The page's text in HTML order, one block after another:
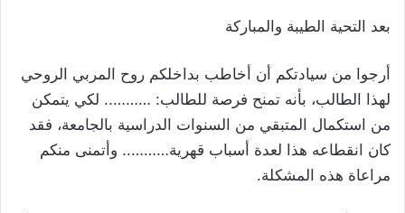
بعد التحية الطيبة والمباركة
أرجوا من سيادتكم أن أخاطب بداخلكم روح المربي الروحي
لهذا الطالب، بأنه تمنح فرصة للطالب: ……….. لكي يتمكن
من استكمال المتبقي من السنوات الدراسية بالجامعة، فقد
كان انقطاعه هذا لعدة أسباب قهرية……….. وأتمنى منكم
مراعاة هذه المشكلة.